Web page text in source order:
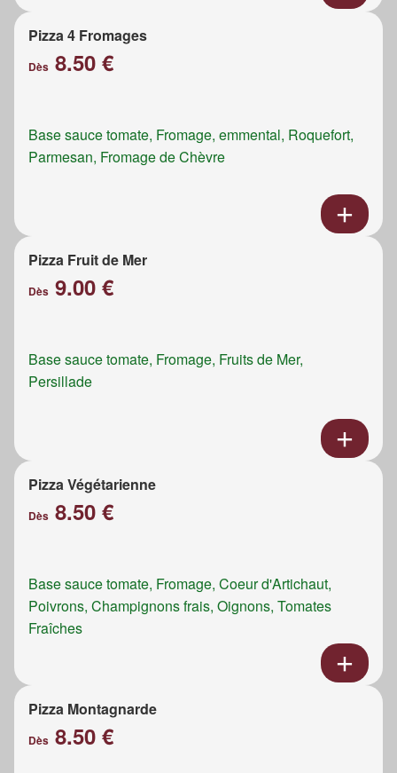
Pizza 4 Fromages
Dès 8.50 €
Base sauce tomate, Fromage, emmental, Roquefort,
Parmesan, Fromage de Chèvre
Pizza Fruit de Mer
Dès 9.00 €
Base sauce tomate, Fromage, Fruits de Mer,
Persillade
Pizza Végétarienne
Dès 8.50 €
Base sauce tomate, Fromage, Coeur d'Artichaut,
Poivrons, Champignons frais, Oignons, Tomates
Fraîches
Pizza Montagnarde
Dès 8.50 €